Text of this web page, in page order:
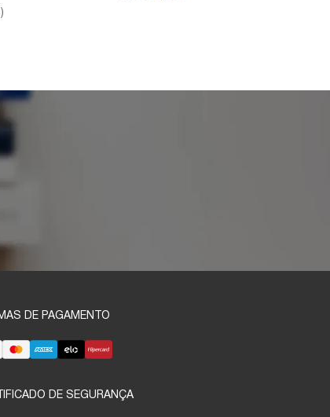
DE PAGAMENTO
DE SEGURANÇA